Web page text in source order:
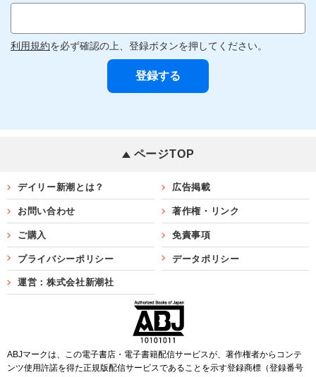
利用規約を必ず確認の上、登録ボタンを押してください。
ページTOP
デイリー新潮とは？ 広告掲載
お問い合わせ 著作権・リンク
ご購入 免責事項
プライバシーポリシー データポリシー
運営：株式会社新潮社
ABJマークは、この電子書店・電子書籍配信サービスが、著作権者からコンテ
ンツ使用許諾を得た正規版配信サービスであることを示す登録商標（登録番号